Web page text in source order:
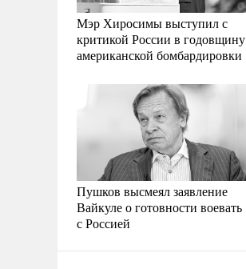
Мэр Хиросимы выступил с
критикой России в годовщину
американской бомбардировки
Пушков высмеял заявление
Вайкуле о готовности воевать
с Россией